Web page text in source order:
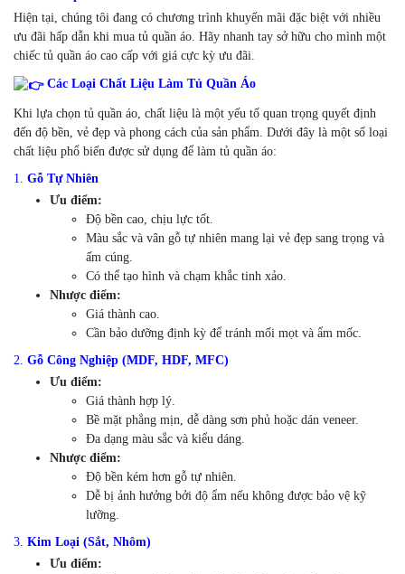
Hiện tại, chúng tôi đang có chương trình khuyến mãi đặc biệt với nhiều
ưu đãi hấp dẫn khi mua tủ quần áo. Hãy nhanh tay sở hữu cho mình một
chiếc tủ quần áo cao cấp với giá cực kỳ ưu đãi.
Các Loại Chất Liệu Làm Tủ Quần Áo
Khi lựa chọn tủ quần áo, chất liệu là một yếu tố quan trọng quyết định
đến độ bền, vẻ đẹp và phong cách của sản phẩm. Dưới đây là một số loại
chất liệu phổ biến được sử dụng để làm tủ quần áo:
1. Gỗ Tự Nhiên
Ưu điểm:
Độ bền cao, chịu lực tốt.
Màu sắc và vân gỗ tự nhiên mang lại vẻ đẹp sang trọng và
ấm cúng.
Có thể tạo hình và chạm khắc tinh xảo.
Nhược điểm:
Giá thành cao.
Cần bảo dưỡng định kỳ để tránh mối mọt và ẩm mốc.
2. Gỗ Công Nghiệp (MDF, HDF, MFC)
Ưu điểm:
Giá thành hợp lý.
Bề mặt phẳng mịn, dễ dàng sơn phủ hoặc dán veneer.
Đa dạng màu sắc và kiểu dáng.
Nhược điểm:
Độ bền kém hơn gỗ tự nhiên.
Dễ bị ảnh hưởng bởi độ ẩm nếu không được bảo vệ kỹ
lưỡng.
3. Kim Loại (Sắt, Nhôm)
Ưu điểm: